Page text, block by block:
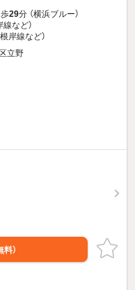
29分 （横浜ブルー）
線など）
根岸線など）
立野
料）